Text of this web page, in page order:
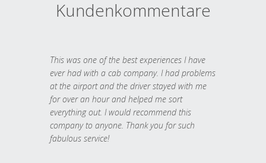
Kundenkommentare
This was one of the best experiences I have
ever had with a cab company. I had problems
at the airport and the driver stayed with me
for over an hour and helped me sort
everything out. I would recommend this
company to anyone. Thank you for such
fabulous service!